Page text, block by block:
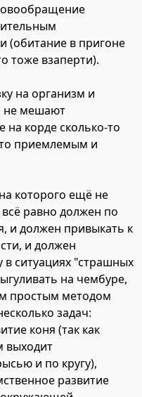
(обитание в пригоне
тоже взаперти).
на организм и
не мешают
на корде сколько-то
приемлемым и
которого ещё не
всё равно должен по
и должен привыкать к
и должен
в ситуациях "страшных
на чембуре,
простым методом
задач:
коня (так как
выходит
и по кругу),
развитие